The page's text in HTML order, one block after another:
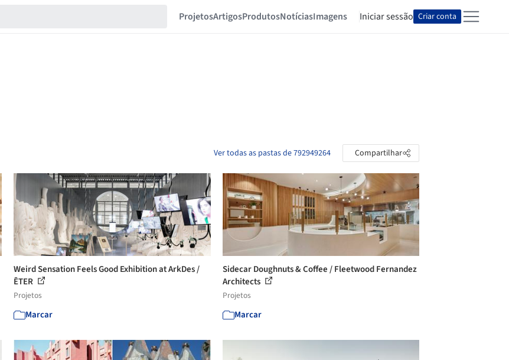
ProjetosArtigosProdutosNotíciasImagens Iniciar sessão Criar conta
Ver todas as pastas de 792949264 Compartilhar
Weird Sensation Feels Good Exhibition at ArkDes /
ĒTER
Projetos
Marcar
Sidecar Doughnuts & Coffee / Fleetwood Fernandez
Architects
Projetos
Marcar